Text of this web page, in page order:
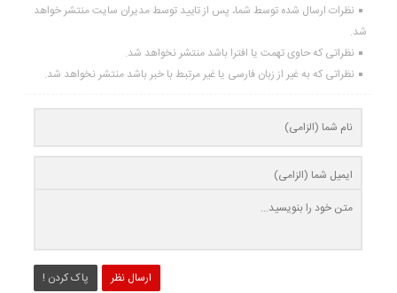
نظرات ارسال شده توسط شما، پس از تایید توسط مدیران سایت منتشر خواهد
شد.
نظراتی که حاوی تهمت یا افترا باشد منتشر نخواهد شد.
نظراتی که به غیر از زبان فارسی یا غیر مرتبط با خبر باشد منتشر نخواهد شد.
ارسال نظر پاک کردن !